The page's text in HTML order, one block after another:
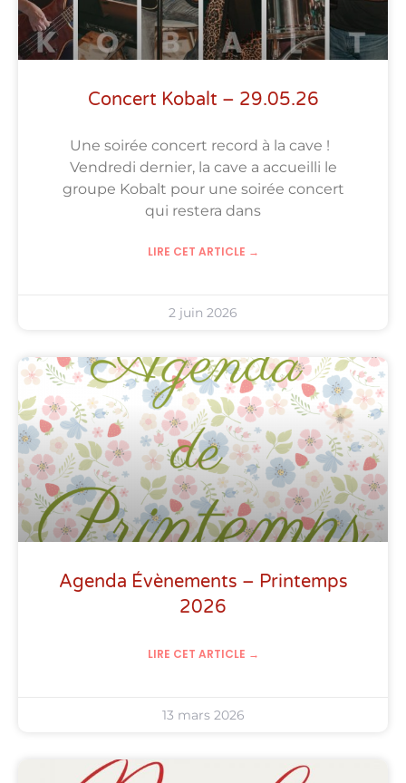
Concert Kobalt – 29.05.26
Une soirée concert record à la cave !
Vendredi dernier, la cave a accueilli le
groupe Kobalt pour une soirée concert
qui restera dans
LIRE CET ARTICLE →
2 juin 2026
Agenda Évènements – Printemps
2026
LIRE CET ARTICLE →
13 mars 2026